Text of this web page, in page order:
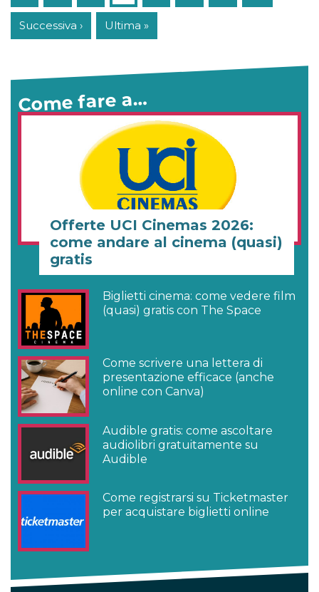
Successiva › Ultima »
Come fare a…
Offerte UCI Cinemas 2026:
come andare al cinema (quasi)
gratis
Biglietti cinema: come vedere film
(quasi) gratis con The Space
Come scrivere una lettera di
presentazione efficace (anche
online con Canva)
Audible gratis: come ascoltare
audiolibri gratuitamente su
Audible
Come registrarsi su Ticketmaster
per acquistare biglietti online